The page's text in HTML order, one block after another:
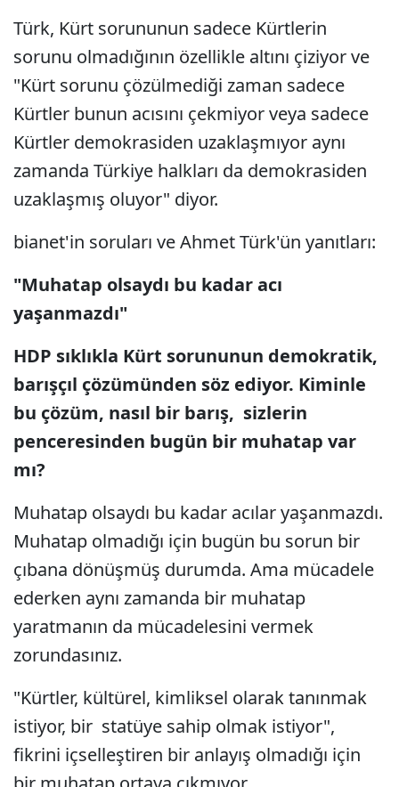
Türk, Kürt sorununun sadece Kürtlerin
sorunu olmadığının özellikle altını çiziyor ve
"Kürt sorunu çözülmediği zaman sadece
Kürtler bunun acısını çekmiyor veya sadece
Kürtler demokrasiden uzaklaşmıyor aynı
zamanda Türkiye halkları da demokrasiden
uzaklaşmış oluyor" diyor.
bianet'in soruları ve Ahmet Türk'ün yanıtları:
"Muhatap olsaydı bu kadar acı
yaşanmazdı"
HDP sıklıkla Kürt sorununun demokratik,
barışçıl çözümünden söz ediyor. Kiminle
bu çözüm, nasıl bir barış, sizlerin
penceresinden bugün bir muhatap var
mı?
Muhatap olsaydı bu kadar acılar yaşanmazdı.
Muhatap olmadığı için bugün bu sorun bir
çıbana dönüşmüş durumda. Ama mücadele
ederken aynı zamanda bir muhatap
yaratmanın da mücadelesini vermek
zorundasınız.
"Kürtler, kültürel, kimliksel olarak tanınmak
istiyor, bir statüye sahip olmak istiyor",
fikrini içselleştiren bir anlayış olmadığı için